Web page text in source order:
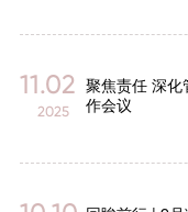
11.02
2025
聚焦责任 深
作会议